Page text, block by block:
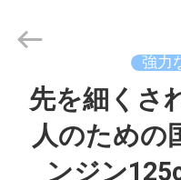
Shanghai
Rongyao
Reserved.
強力
先を細くさ
人のための
ンジン